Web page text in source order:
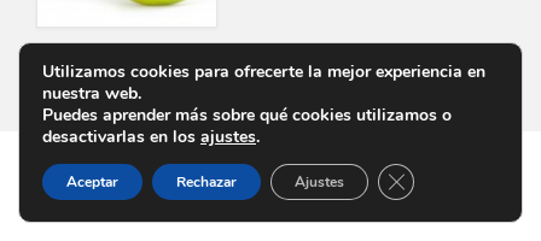
Personalizar Cookies Aviso Legal Política de Privacidad Política de cookies
Utilizamos cookies para ofrecerte la mejor experiencia en
nuestra web.
Puedes aprender más sobre qué cookies utilizamos o
desactivarlas en los ajustes.
Aceptar Rechazar Ajustes Cerrar el banner